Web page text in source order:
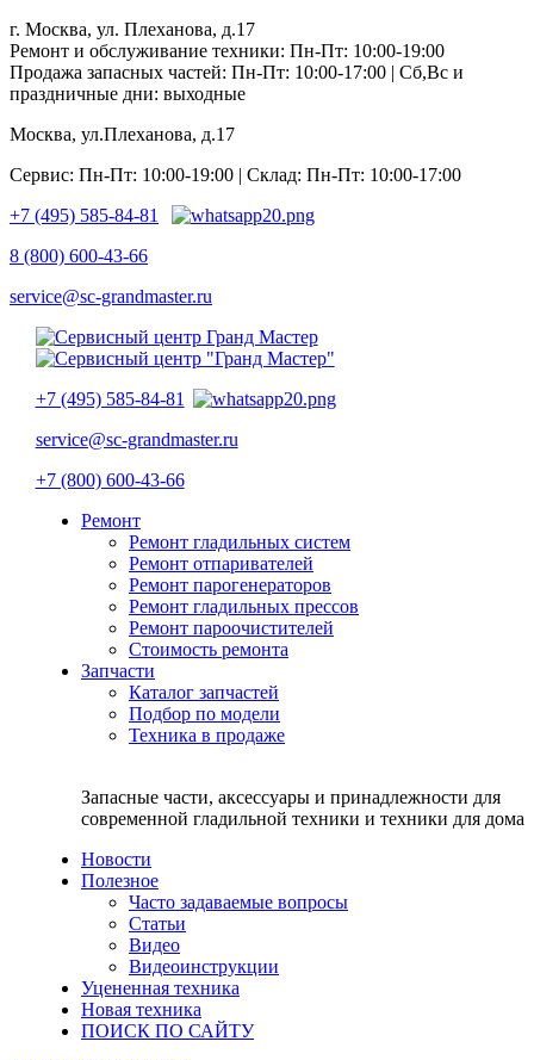
г. Москва, ул. Плеханова, д.17
Ремонт и обслуживание техники: Пн-Пт: 10:00-19:00
Продажа запасных частей: Пн-Пт: 10:00-17:00 | Сб,Вс и
праздничные дни: выходные
Москва, ул.Плеханова, д.17
Сервис: Пн-Пт: 10:00-19:00 | Склад: Пн-Пт: 10:00-17:00
+7 (495) 585-84-81
8 (800) 600-43-66
service@sc-grandmaster.ru
+7 (495) 585-84-81
service@sc-grandmaster.ru
+7 (800) 600-43-66
Ремонт
Ремонт гладильных систем
Ремонт отпаривателей
Ремонт парогенераторов
Ремонт гладильных прессов
Ремонт пароочистителей
Стоимость ремонта
Запчасти
Каталог запчастей
Подбор по модели
Техника в продаже
Запасные части, аксессуары и принадлежности для
современной гладильной техники и техники для дома
Новости
Полезное
Часто задаваемые вопросы
Статьи
Видео
Видеоинструкции
Уцененная техника
Новая техника
ПОИСК ПО САЙТУ